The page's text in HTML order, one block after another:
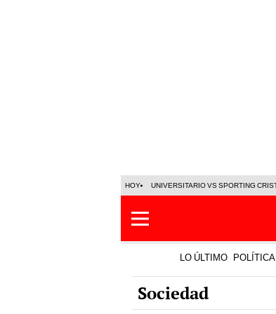
HOY UNIVERSITARIO VS SPORTING
LO ÚLTIMO POLÍTICA
Sociedad